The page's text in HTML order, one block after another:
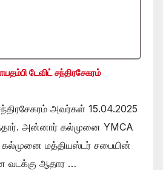
டேவிட் சந்திரசேகரம்
அவர்கள் 15.04.2025
அன்னார் கல்முனை YMCA
மத்தியஸ்டர் சபையின்
வடக்கு ஆதார …